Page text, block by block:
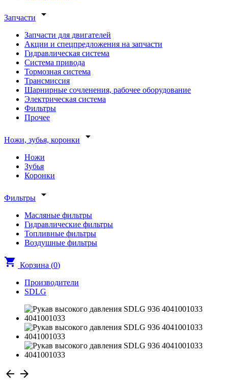
Запчасти arrow_drop_down
Запчасти для двигателей
Акции и спецпредложения на запчасти
Гидравлическая система
Система привода
Тормозная система
Трансмиссия
Шарнирные сочленения, рабочее оборудование
Электрическая система
Фильтры
Прочее
Ножи, зубья, коронки arrow_drop_down
Ножи
Зубья
Коронки
Фильтры arrow_drop_down
Масляные фильтры
Гидравлические фильтры
Топливные фильтры
Воздушные фильтры
shopping_cart Корзина (0)
Производители
SDLG
arrow_back arrow_forward